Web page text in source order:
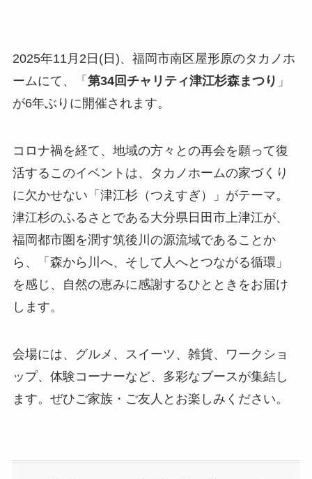
2025年11月2日(日)、福岡市南区屋形原のタカノホ
ームにて、「 第34回チャリティ津江杉森まつり 」
が6年ぶりに開催されます。
コロナ禍を経て、地域の方々との再会を願って復
活するこのイベントは、タカノホームの家づくり
に欠かせない「津江杉（つえすぎ）」がテーマ。
津江杉のふるさとである大分県日田市上津江が、
福岡都市圏を潤す筑後川の源流域であることか
ら、「森から川へ、そして人へとつながる循環」
を感じ、自然の恵みに感謝するひとときをお届け
します。
会場には、グルメ、スイーツ、雑貨、ワークショ
ップ、体験コーナーなど、多彩なブースが集結し
ます。ぜひご家族・ご友人とお楽しみください。